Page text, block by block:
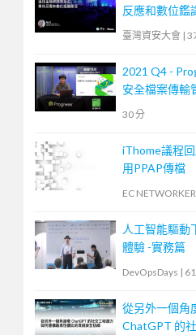
反應和數位鑑
臺灣資安大會 |
2021 Q4 -
安全檔案傳輸
MOVEit
30 分
iThome議程
用PPAP傳檔
EC NETWORKER
人工智能驅動
體驗 -實務篇
DevOpsDays |
從另外一個角
ChatGPT 的